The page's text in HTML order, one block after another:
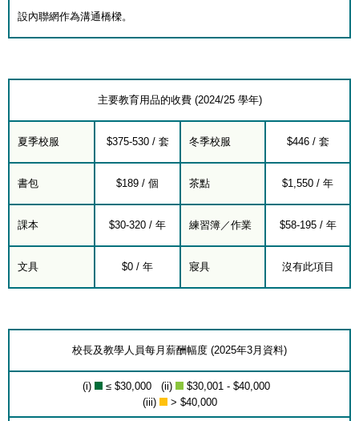
設內聯網作為溝通橋樑。
主要教育用品的收費 (2024/25 學年)
夏季校服 $375-530 / 套 冬季校服 $446 / 套
書包 $189 / 個 茶點 $1,550 / 年
課本 $30-320 / 年 練習簿／作業 $58-195 / 年
文具 $0 / 年 寢具 沒有此項目
校長及教學人員每月薪酬幅度 (2025年3月資料)
(i) ≤ $30,000 (ii)
$30,001 - $40,000
(iii)
> $40,000